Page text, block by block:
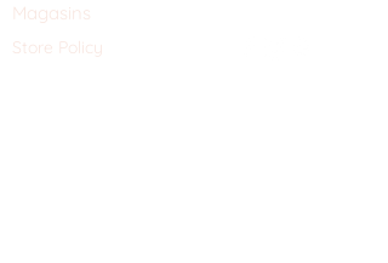
Magasins
Store Policy